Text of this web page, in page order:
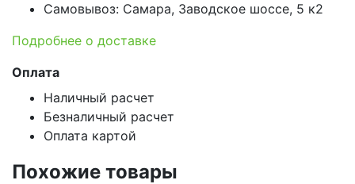
Самовывоз: Самара, Заводское шоссе, 5 к2
Подробнее о доставке
Оплата
Наличный расчет
Безналичный расчет
Оплата картой
Похожие товары